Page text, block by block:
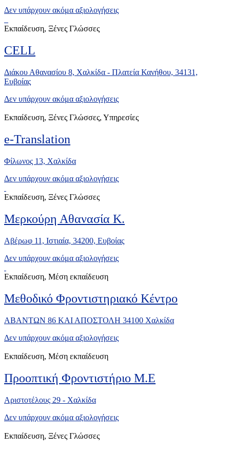
Δεν υπάρχουν ακόμα αξιολογήσεις
Εκπαίδευση, Ξένες Γλώσσες
CELL
Διάκου Αθανασίου 8, Χαλκίδα - Πλατεία Κανήθου, 34131,
Ευβοίας
Δεν υπάρχουν ακόμα αξιολογήσεις
Εκπαίδευση, Ξένες Γλώσσες, Υπηρεσίες
e-Translation
Φίλωνος 13, Χαλκίδα
Δεν υπάρχουν ακόμα αξιολογήσεις
Εκπαίδευση, Ξένες Γλώσσες
Μερκούρη Αθανασία Κ.
Αβέρωφ 11, Ιστιαία, 34200, Ευβοίας
Δεν υπάρχουν ακόμα αξιολογήσεις
Εκπαίδευση, Μέση εκπαίδευση
Μεθοδικό Φροντιστηριακό Κέντρο
ΑΒΑΝΤΩΝ 86 ΚΑΙ ΑΠΟΣΤΟΛΗ 34100 Χαλκίδα
Δεν υπάρχουν ακόμα αξιολογήσεις
Εκπαίδευση, Μέση εκπαίδευση
Προοπτική Φροντιστήριο Μ.Ε
Αριστοτέλους 29 - Χαλκίδα
Δεν υπάρχουν ακόμα αξιολογήσεις
Εκπαίδευση, Ξένες Γλώσσες